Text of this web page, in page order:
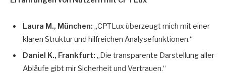
Laura M., München: „CPTLux überzeugt mich mit einer
klaren Struktur und hilfreichen Analysefunktionen.“
Daniel K., Frankfurt: „Die transparente Darstellung aller
Abläufe gibt mir Sicherheit und Vertrauen.“